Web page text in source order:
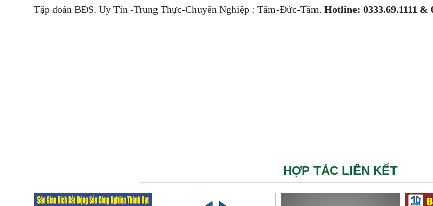
Tập đoàn BĐS. Uy Tín -Trung Thực-Chuyên Nghiệp : Tâm-Đức-Tầm. Hotline: 0333.69.1111 &
HỢP TÁC LIÊN KẾT